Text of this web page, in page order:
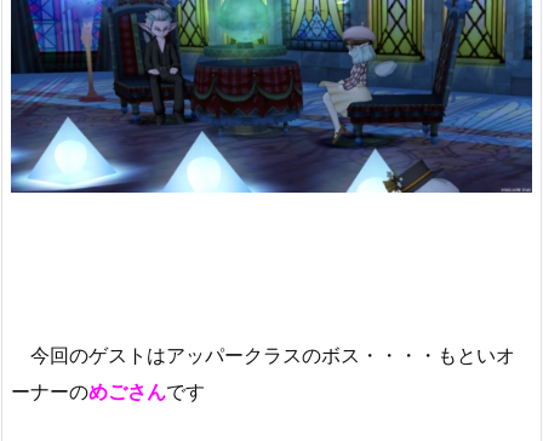
今回のゲストはアッパークラスのボス・・・・もといオ
ーナーのめごさんです